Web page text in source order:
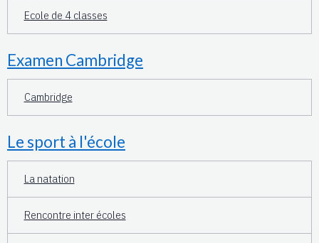
Ecole de 4 classes
Examen Cambridge
Cambridge
Le sport à l'école
La natation
Rencontre inter écoles